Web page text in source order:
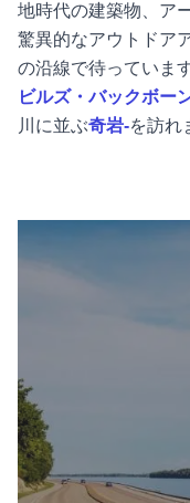
地時代の建築物、ア
驚異的なアウトドア
の沿線で待っていま
ビルズ・バックボ
川に並ぶ奇岩-を訪れ